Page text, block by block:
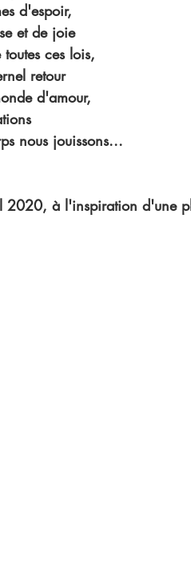
d'espoir,
et de joie
ces lois,
retour
d'amour,
nous jouissons...
2020, à l'inspiration d'une